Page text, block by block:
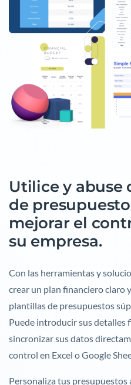
Utilice y abuse
de
mejorar el
su empresa.
Con las herramientas y
crear un plan financiero
plantillas de presupuestos
Puede introducir sus detalles
sincronizar sus datos
control en Excel o Google
Personaliza tus presupuestos